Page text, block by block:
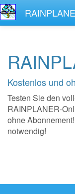
Kostenlos und
Testen Sie den
RAINPLANER-
ohne
notwendig!